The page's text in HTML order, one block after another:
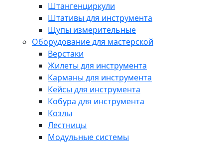
Штангенциркули
Штативы для инструмента
Щупы измерительные
Оборудование для мастерской
Верстаки
Жилеты для инструмента
Карманы для инструмента
Кейсы для инструмента
Кобура для инструмента
Козлы
Лестницы
Модульные системы